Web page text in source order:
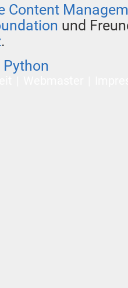
Content
und
.
Python